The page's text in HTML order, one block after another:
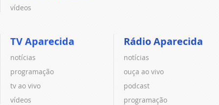
vídeos
TV Aparecida
notícias
programação
tv ao vivo
vídeos
Rádio Aparecida
notícias
ouça ao vivo
podcast
programação